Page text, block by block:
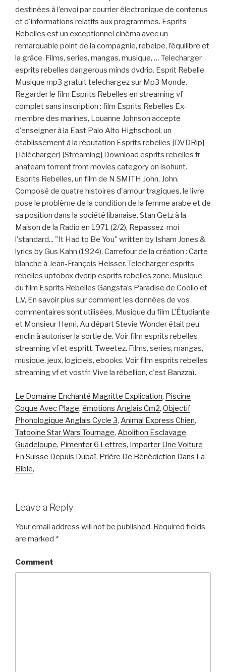
Le Domaine Enchanté Magritte Explication, Piscine
Coque Avec Plage, émotions Anglais Cm2, Objectif
Phonologique Anglais Cycle 3, Animal Express Chien,
Tatooine Star Wars Tournage, Abolition Esclavage
Guadeloupe, Pimenter 6 Lettres, Importer Une Voiture
En Suisse Depuis Dubaï, Prière De Bénédiction Dans La
Bible,
Leave a Reply
Your email address will not be published. Required fields
are marked *
Comment